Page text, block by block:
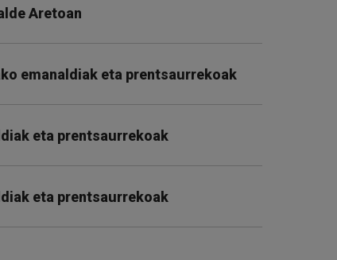
Aretoan
emanaldiak eta prentsaurrekoak
eta prentsaurrekoak
eta prentsaurrekoak